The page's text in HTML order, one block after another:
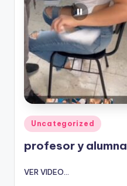
Publicado
en
Uncategorized
profesor y alumna
VER VIDEO...